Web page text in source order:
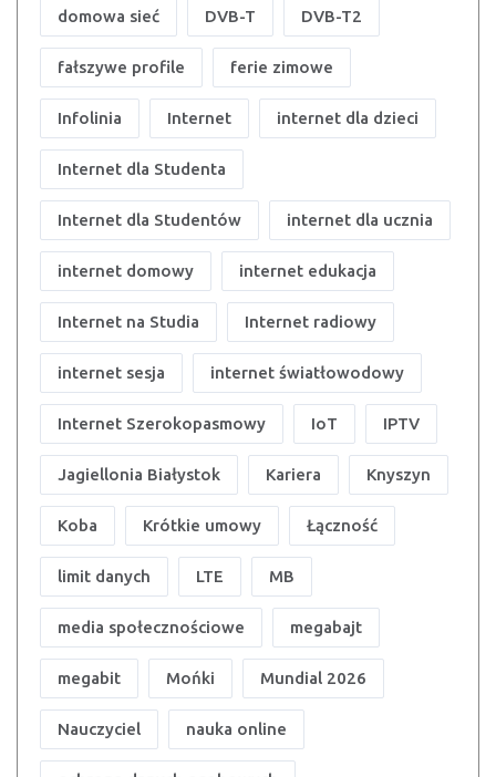
domowa sieć DVB-T DVB-T2
fałszywe profile ferie zimowe
Infolinia Internet internet dla dzieci
Internet dla Studenta
Internet dla Studentów internet dla ucznia
internet domowy internet edukacja
Internet na Studia Internet radiowy
internet sesja internet światłowodowy
Internet Szerokopasmowy IoT IPTV
Jagiellonia Białystok Kariera Knyszyn
Koba Krótkie umowy Łączność
limit danych LTE MB
media społecznościowe megabajt
megabit Mońki Mundial 2026
Nauczyciel nauka online